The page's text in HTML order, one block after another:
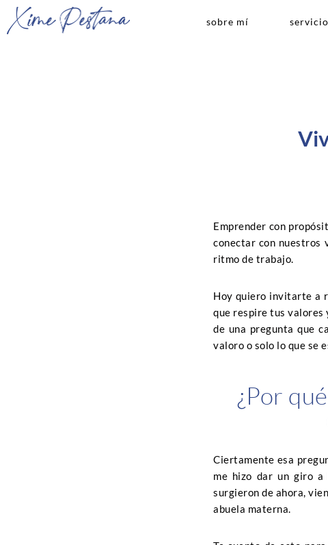
sobre mí
Emprender con
conectar con nuestros
ritmo de trabajo.
Hoy quiero invitarte a
que respire tus valores
de una pregunta que
valoro o solo lo que se
¿Por
Ciertamente esa
me hizo dar un giro a
surgieron de ahora,
abuela materna.